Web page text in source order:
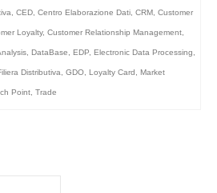
, CED, Centro Elaborazione Dati, CRM, Customer
Loyalty, Customer Relationship Management,
, DataBase, EDP, Electronic Data Processing,
Distributiva, GDO, Loyalty Card, Market
Point, Trade